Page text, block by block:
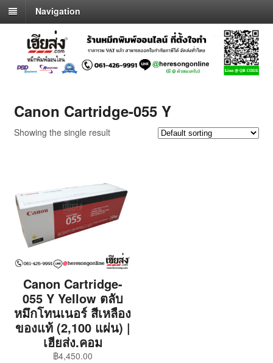
Navigation
Canon Cartridge-055 Y
Showing the single result
Canon Cartridge-
055 Y Yellow ตลับ
หมึกโทนเนอร์ สีเหลือง
ของแท้ (2,100 แผ่น) |
เฮียส่ง.คอม
฿4,450.00